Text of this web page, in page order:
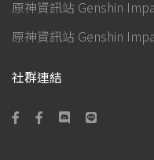
原神資訊站 Genshin
原神資訊站 Genshin
社群連結